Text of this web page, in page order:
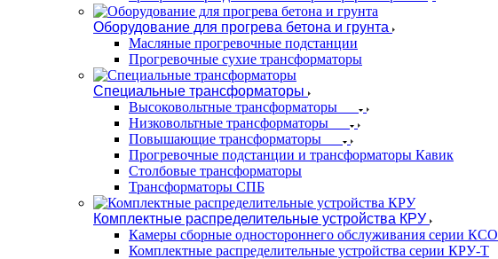
Оборудование для прогрева бетона и грунта
Масляные прогревочные подстанции
Прогревочные сухие трансформаторы
Специальные трансформаторы
Высоковольтные трансформаторы
Низковольтные трансформаторы
Повышающие трансформаторы
Прогревочные подстанции и трансформаторы Кавик
Столбовые трансформаторы
Трансформаторы СПБ
Комплектные распределительные устройства КРУ
Камеры сборные одностороннего обслуживания серии КСО
Комплектные распределительные устройства серии КРУ-Т